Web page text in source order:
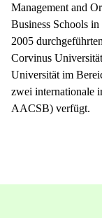
Management and
Business Schools
2005
Corvinus
Universität im
zwei internationale
AACSB) verfügt.